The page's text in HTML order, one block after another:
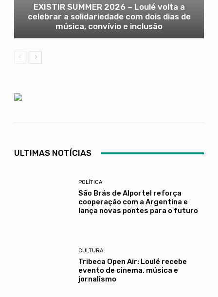
EXISTIR SUMMER 2026 – Loulé volta a
celebrar a solidariedade com dois dias de
música, convívio e inclusão
ULTIMAS NOTÍCIAS
POLÍTICA
São Brás de Alportel reforça
cooperação com a Argentina e
lança novas pontes para o futuro
CULTURA
Tribeca Open Air: Loulé recebe
evento de cinema, música e
jornalismo